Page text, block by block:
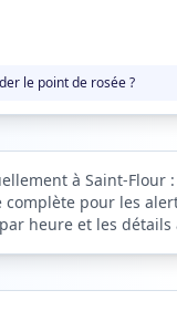
le point de rosée ?
à Saint-Flour :
complète pour les
heure et les détails